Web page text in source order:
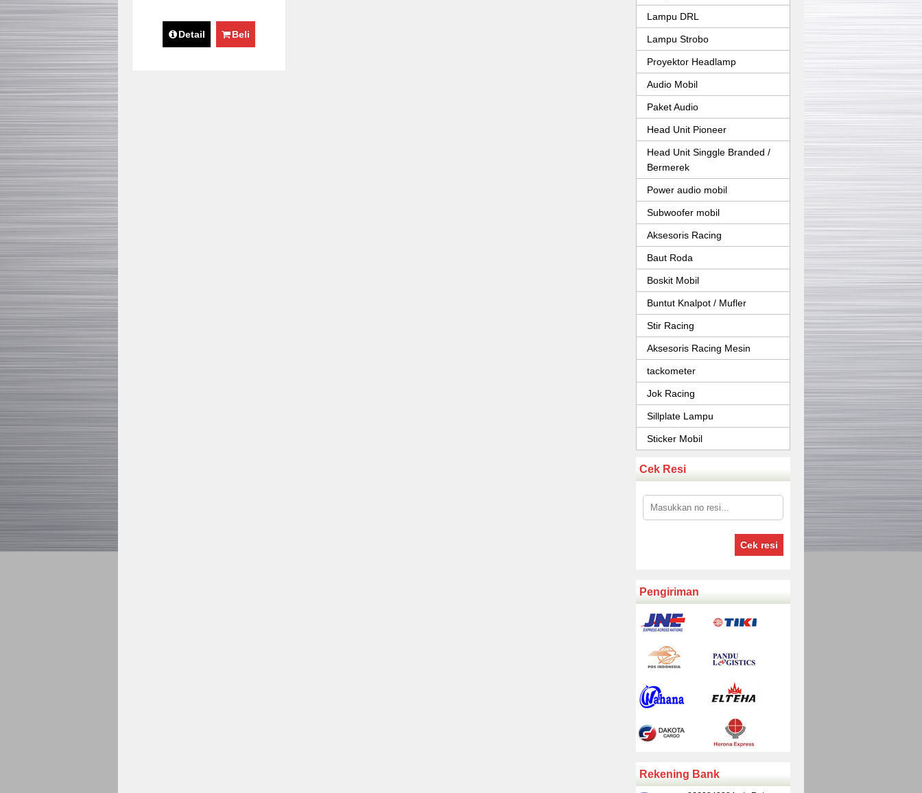
Detail Beli
Lampu DRL
Lampu Strobo
Proyektor Headlamp
Audio Mobil
Paket Audio
Head Unit Pioneer
Head Unit Singgle Branded /
Bermerek
Power audio mobil
Subwoofer mobil
Aksesoris Racing
Baut Roda
Boskit Mobil
Buntut Knalpot / Mufler
Stir Racing
Aksesoris Racing Mesin
tackometer
Jok Racing
Sillplate Lampu
Sticker Mobil
Cek Resi
Cek resi
Pengiriman
Rekening Bank